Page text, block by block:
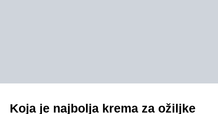
Koja je najbolja krema za ožiljke